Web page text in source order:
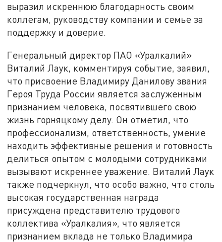
выразил искреннюю благодарность своим
коллегам, руководству компании и семье за
поддержку и доверие.
Генеральный директор ПАО «Уралкалий»
Виталий Лаук, комментируя событие, заявил,
что присвоение Владимиру Данилову звания
Героя Труда России является заслуженным
признанием человека, посвятившего свою
жизнь горняцкому делу. Он отметил, что
профессионализм, ответственность, умение
находить эффективные решения и готовность
делиться опытом с молодыми сотрудниками
вызывают искреннее уважение. Виталий Лаук
также подчеркнул, что особо важно, что столь
высокая государственная награда
присуждена представителю трудового
коллектива «Уралкалия», что является
признанием вклада не только Владимира